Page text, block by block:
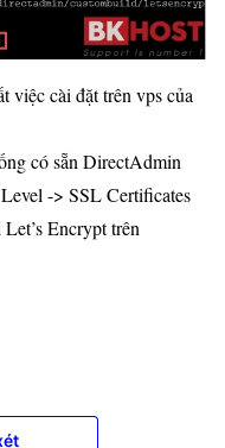
cài đặt trên vps của
có sẵn DirectAdmin
-> SSL Certificates
Encrypt trên